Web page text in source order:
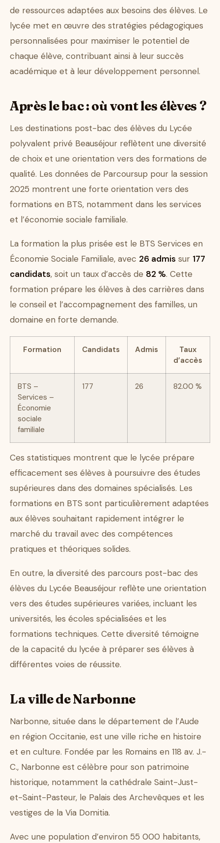
de ressources adaptées aux besoins des élèves. Le
lycée met en œuvre des stratégies pédagogiques
personnalisées pour maximiser le potentiel de
chaque élève, contribuant ainsi à leur succès
académique et à leur développement personnel.
Après le bac : où vont les élèves ?
Les destinations post-bac des élèves du Lycée
polyvalent privé Beauséjour reflètent une diversité
de choix et une orientation vers des formations de
qualité. Les données de Parcoursup pour la session
2025 montrent une forte orientation vers des
formations en BTS, notamment dans les services
et l’économie sociale familiale.
La formation la plus prisée est le BTS Services en
Économie Sociale Familiale, avec 26 admis sur 177
candidats, soit un taux d’accès de 82 %. Cette
formation prépare les élèves à des carrières dans
le conseil et l’accompagnement des familles, un
domaine en forte demande.
Formation Candidats Admis
Taux
d’accès
BTS –
Services –
Économie
sociale
familiale
177 26 82.00 %
Ces statistiques montrent que le lycée prépare
efficacement ses élèves à poursuivre des études
supérieures dans des domaines spécialisés. Les
formations en BTS sont particulièrement adaptées
aux élèves souhaitant rapidement intégrer le
marché du travail avec des compétences
pratiques et théoriques solides.
En outre, la diversité des parcours post-bac des
élèves du Lycée Beauséjour reflète une orientation
vers des études supérieures variées, incluant les
universités, les écoles spécialisées et les
formations techniques. Cette diversité témoigne
de la capacité du lycée à préparer ses élèves à
différentes voies de réussite.
La ville de Narbonne
Narbonne, située dans le département de l’Aude
en région Occitanie, est une ville riche en histoire
et en culture. Fondée par les Romains en 118 av. J.-
C., Narbonne est célèbre pour son patrimoine
historique, notamment la cathédrale Saint-Just-
et-Saint-Pasteur, le Palais des Archevêques et les
vestiges de la Via Domitia.
Avec une population d’environ 55 000 habitants,